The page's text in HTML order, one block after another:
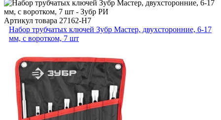
Артикул товара 27162-H7
Набор трубчатых ключей Зубр Мастер, двухсторонние, 6-17
мм, с воротком, 7 шт